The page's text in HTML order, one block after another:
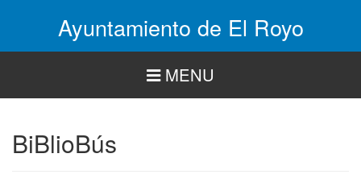
Ayuntamiento de El Royo
MENU
BiBlioBús